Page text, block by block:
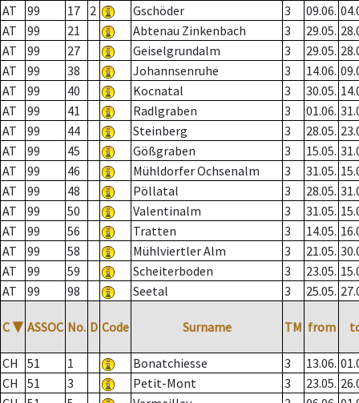
AT
99 17 2 Gschöder 3 09.06.
AT
99 21 Abtenau Zinkenbach 3 29.05.
AT
99 27 Geiselgrundalm 3 29.05.
AT
99 38 Johannsenruhe 3 14.06.
AT
99 40 Kocnatal 3 30.05.
AT
99 41 Radlgraben 3 01.06.
AT
99 44 Steinberg 3 28.05.
AT
99 45 Gößgraben 3 15.05.
AT
99 46 Mühldorfer Ochsenalm 3 31.05.
AT
99 48 Pöllatal 3 28.05.
AT
99 50 Valentinalm 3 31.05.
AT
99 56 Tratten 3 14.05.
AT
99 58 Mühlviertler Alm 3 21.05.
AT
99 59 Scheiterboden 3 23.05.
AT
99 98 Seetal 3 25.05.
C ▼ ASSOC No. D Code Surname TM from
CH 51 1 Bonatchiesse 3 13.06.
CH
51 3 Petit-Mont 3 23.05.